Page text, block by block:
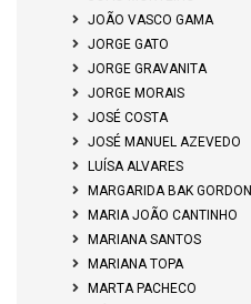
JOÃO VASCO GAMA
JORGE GATO
JORGE GRAVANITA
JORGE MORAIS
JOSÉ COSTA
JOSÉ MANUEL AZEVEDO
LUÍSA ALVARES
MARGARIDA BAK GORDON
MARIA JOÃO CANTINHO
MARIANA SANTOS
MARIANA TOPA
MARTA PACHECO